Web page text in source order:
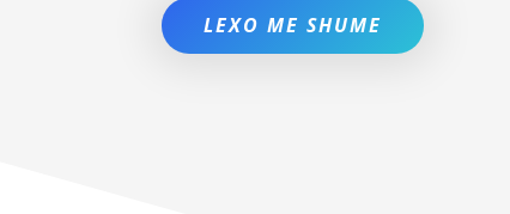
LEXO ME SHUME